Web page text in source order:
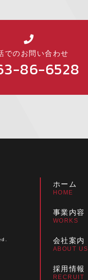
でのお問い合わせ
86-6528
ホーム
HOME
事業内容
WORKS
会社案内
ABOUT US
採用情報
RECRUIT